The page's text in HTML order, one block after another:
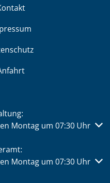
oder Schließzeiten
Montag um 07:30 Uhr
oder Schließzeiten
Montag um 07:30 Uhr